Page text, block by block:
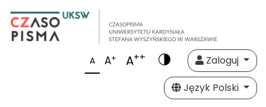
A A+ A++
Zaloguj
Język Polski